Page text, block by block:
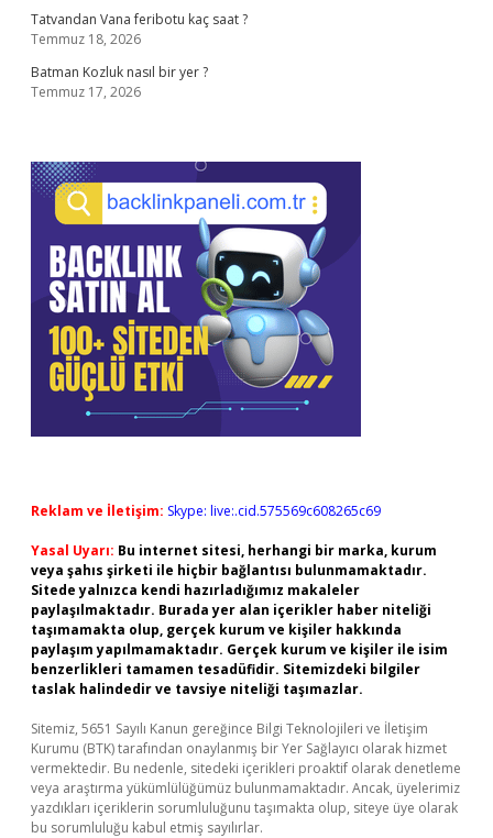
Tatvandan Vana feribotu kaç saat ?
Temmuz 18, 2026
Batman Kozluk nasıl bir yer ?
Temmuz 17, 2026
Reklam ve İletişim: Skype: live:.cid.575569c608265c69
Yasal Uyarı: Bu internet sitesi, herhangi bir marka, kurum
veya şahıs şirketi ile hiçbir bağlantısı bulunmamaktadır.
Sitede yalnızca kendi hazırladığımız makaleler
paylaşılmaktadır. Burada yer alan içerikler haber niteliği
taşımamakta olup, gerçek kurum ve kişiler hakkında
paylaşım yapılmamaktadır. Gerçek kurum ve kişiler ile isim
benzerlikleri tamamen tesadüfidir. Sitemizdeki bilgiler
taslak halindedir ve tavsiye niteliği taşımazlar.
Sitemiz, 5651 Sayılı Kanun gereğince Bilgi Teknolojileri ve İletişim
Kurumu (BTK) tarafından onaylanmış bir Yer Sağlayıcı olarak hizmet
vermektedir. Bu nedenle, sitedeki içerikleri proaktif olarak denetleme
veya araştırma yükümlülüğümüz bulunmamaktadır. Ancak, üyelerimiz
yazdıkları içeriklerin sorumluluğunu taşımakta olup, siteye üye olarak
bu sorumluluğu kabul etmiş sayılırlar.